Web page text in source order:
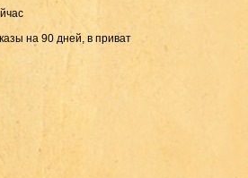
на 90 дней, в приват